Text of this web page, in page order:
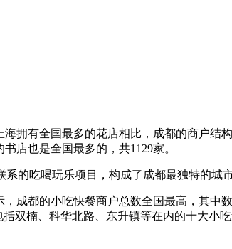
拥有全国最多的花店相比，成都的商户
店也是全国最多的，共1129家。
的吃喝玩乐项目，构成了成都最独特的城
成都的小吃快餐商户总数全国最高，其
双楠、科华北路、东升镇等在内的十大小吃